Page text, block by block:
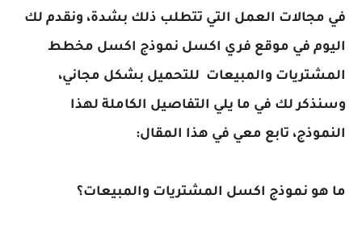
في مجالات العمل التي تتطلب ذلك بشدة، ونقدم لك
اليوم في موقع فري اكسل نموذج اكسل مخطط
المشتريات والمبيعات للتحميل بشكل مجاني،
وسنذكر لك في ما يلي التفاصيل الكاملة لهذا
النموذج، تابع معي في هذا المقال:
ما هو نموذج اكسل المشتريات والمبيعات؟